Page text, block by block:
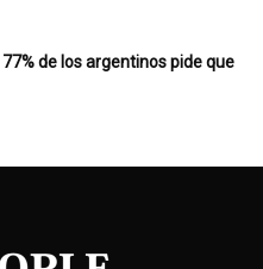
de los argentinos pide que